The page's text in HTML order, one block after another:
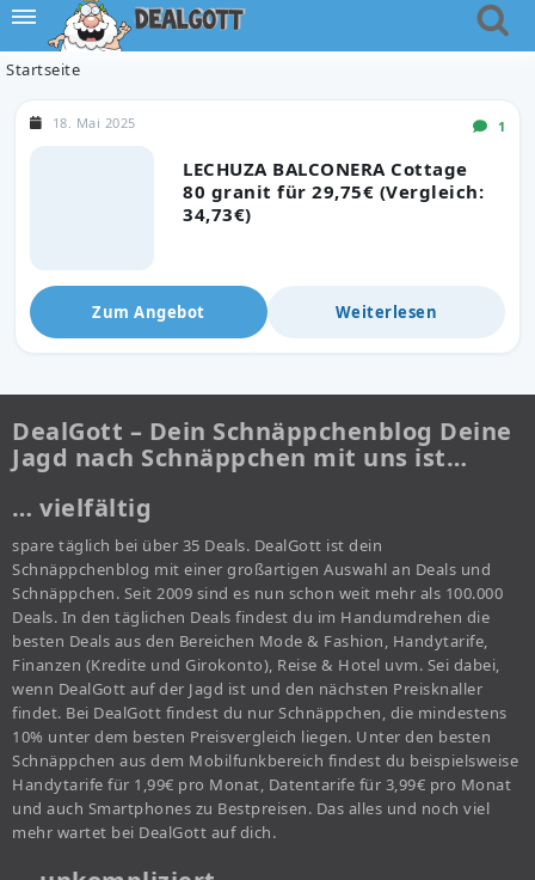
Startseite
LECHUZA BALCONERA Cottage
80 granit für 29,75€ (Vergleich:
34,73€)
18. Mai 2025 1
Zum Angebot Weiterlesen
DealGott – Dein Schnäppchenblog Deine
Jagd nach Schnäppchen mit uns ist…
… vielfältig
spare täglich bei über 35 Deals. DealGott ist dein
Schnäppchenblog mit einer großartigen Auswahl an Deals und
Schnäppchen. Seit 2009 sind es nun schon weit mehr als 100.000
Deals. In den täglichen Deals findest du im Handumdrehen die
besten Deals aus den Bereichen Mode & Fashion, Handytarife,
Finanzen (Kredite und Girokonto), Reise & Hotel uvm. Sei dabei,
wenn DealGott auf der Jagd ist und den nächsten Preisknaller
findet. Bei DealGott findest du nur Schnäppchen, die mindestens
10% unter dem besten Preisvergleich liegen. Unter den besten
Schnäppchen aus dem Mobilfunkbereich findest du beispielsweise
Handytarife für 1,99€ pro Monat, Datentarife für 3,99€ pro Monat
und auch Smartphones zu Bestpreisen. Das alles und noch viel
mehr wartet bei DealGott auf dich.